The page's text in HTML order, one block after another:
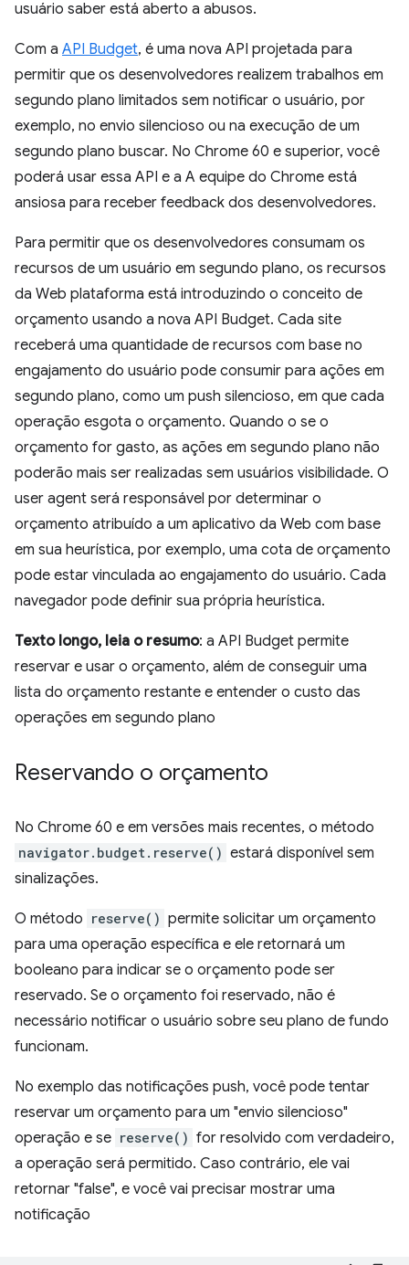
usuário saber está aberto a abusos.
Com a API Budget, é uma nova API projetada para
permitir que os desenvolvedores realizem trabalhos em
segundo plano limitados sem notificar o usuário, por
exemplo, no envio silencioso ou na execução de um
segundo plano buscar. No Chrome 60 e superior, você
poderá usar essa API e a A equipe do Chrome está
ansiosa para receber feedback dos desenvolvedores.
Para permitir que os desenvolvedores consumam os
recursos de um usuário em segundo plano, os recursos
da Web plataforma está introduzindo o conceito de
orçamento usando a nova API Budget. Cada site
receberá uma quantidade de recursos com base no
engajamento do usuário pode consumir para ações em
segundo plano, como um push silencioso, em que cada
operação esgota o orçamento. Quando o se o
orçamento for gasto, as ações em segundo plano não
poderão mais ser realizadas sem usuários visibilidade. O
user agent será responsável por determinar o
orçamento atribuído a um aplicativo da Web com base
em sua heurística, por exemplo, uma cota de orçamento
pode estar vinculada ao engajamento do usuário. Cada
navegador pode definir sua própria heurística.
Texto longo, leia o resumo: a API Budget permite
reservar e usar o orçamento, além de conseguir uma
lista do orçamento restante e entender o custo das
operações em segundo plano
Reservando o orçamento
No Chrome 60 e em versões mais recentes, o método
navigator.budget.reserve() estará disponível sem
sinalizações.
O método reserve() permite solicitar um orçamento
para uma operação específica e ele retornará um
booleano para indicar se o orçamento pode ser
reservado. Se o orçamento foi reservado, não é
necessário notificar o usuário sobre seu plano de fundo
funcionam.
No exemplo das notificações push, você pode tentar
reservar um orçamento para um "envio silencioso"
operação e se reserve() for resolvido com verdadeiro,
a operação será permitido. Caso contrário, ele vai
retornar "false", e você vai precisar mostrar uma
notificação